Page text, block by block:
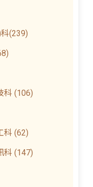
(239)
科 (106)
科 (62)
科 (147)